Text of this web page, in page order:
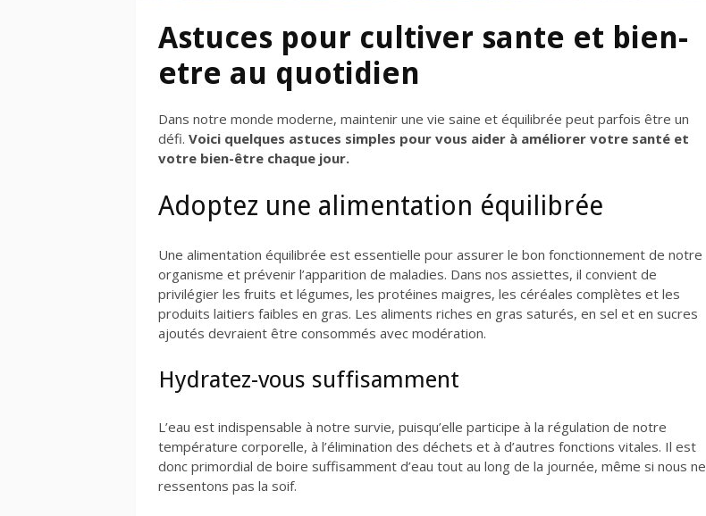
Astuces pour cultiver sante et bien-
etre au quotidien
Dans notre monde moderne, maintenir une vie saine et équilibrée peut parfois être un
défi. Voici quelques astuces simples pour vous aider à améliorer votre santé et
votre bien-être chaque jour.
Adoptez une alimentation équilibrée
Une alimentation équilibrée est essentielle pour assurer le bon fonctionnement de notre
organisme et prévenir l’apparition de maladies. Dans nos assiettes, il convient de
privilégier les fruits et légumes, les protéines maigres, les céréales complètes et les
produits laitiers faibles en gras. Les aliments riches en gras saturés, en sel et en sucres
ajoutés devraient être consommés avec modération.
Hydratez-vous suffisamment
L’eau est indispensable à notre survie, puisqu’elle participe à la régulation de notre
température corporelle, à l’élimination des déchets et à d’autres fonctions vitales. Il est
donc primordial de boire suffisamment d’eau tout au long de la journée, même si nous ne
ressentons pas la soif.